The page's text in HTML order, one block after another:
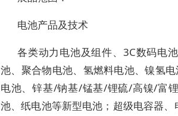
电池产品及技术
各类动力电池及组件、3C数码电
池、聚合物电池、氢燃料电池、镍氢
电池、锌基/钠基/锰基/锂硫/高镍/富
池、纸电池等新型电池；超级电容器